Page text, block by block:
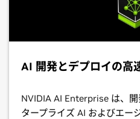
AI 開発とデプロイの高
NVIDIA AI Enterprise は、
タープライズ AI およびエー